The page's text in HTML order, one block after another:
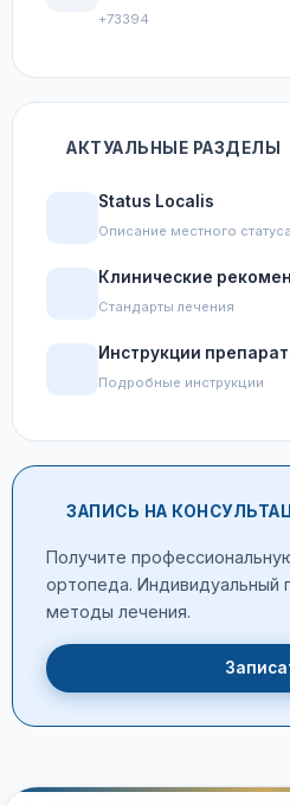
+73394
АКТУАЛЬНЫЕ РАЗДЕЛЫ
Status Localis
Описание местного статуса
Клинические
Стандарты лечения
Инструкции
Подробные инструкции
ЗАПИСЬ НА
Получите
ортопеда. Индивидуальный
методы лечения.